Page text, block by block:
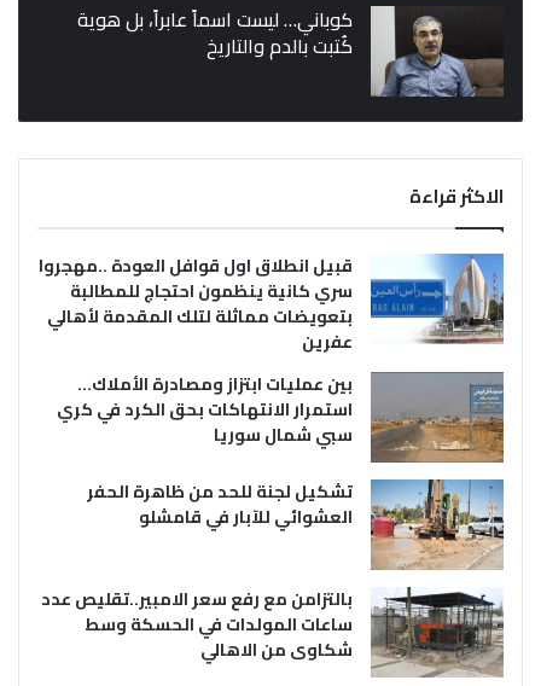
كوباني… ليست اسماً عابراً، بل هوية
كُتبت بالدم والتاريخ
الاكثر قراءة
قبيل انطلاق اول قوافل العودة ..مهجروا
سري كانية ينظمون احتجاج للمطالبة
بتعويضات مماثلة لتلك المقدمة لأهالي
عفرين
بين عمليات ابتزاز ومصادرة الأملاك…
استمرار الانتهاكات بحق الكرد في كري
سبي شمال سوريا
تشكيل لجنة للحد من ظاهرة الحفر
العشوائي للآبار في قامشلو
بالتزامن مع رفع سعر الامبير..تقليص عدد
ساعات المولدات في الحسكة وسط
شكاوى من الاهالي